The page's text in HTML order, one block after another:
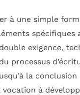
à une simple
spécifiques
exigence,
processus
la conclusion
vocation à